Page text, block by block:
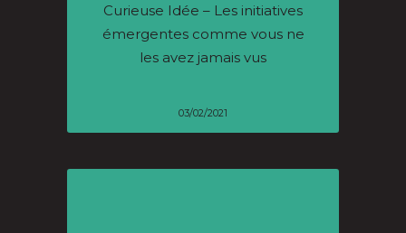
Curieuse Idée – Les initiatives
émergentes comme vous ne
les avez jamais vus
03/02/2021